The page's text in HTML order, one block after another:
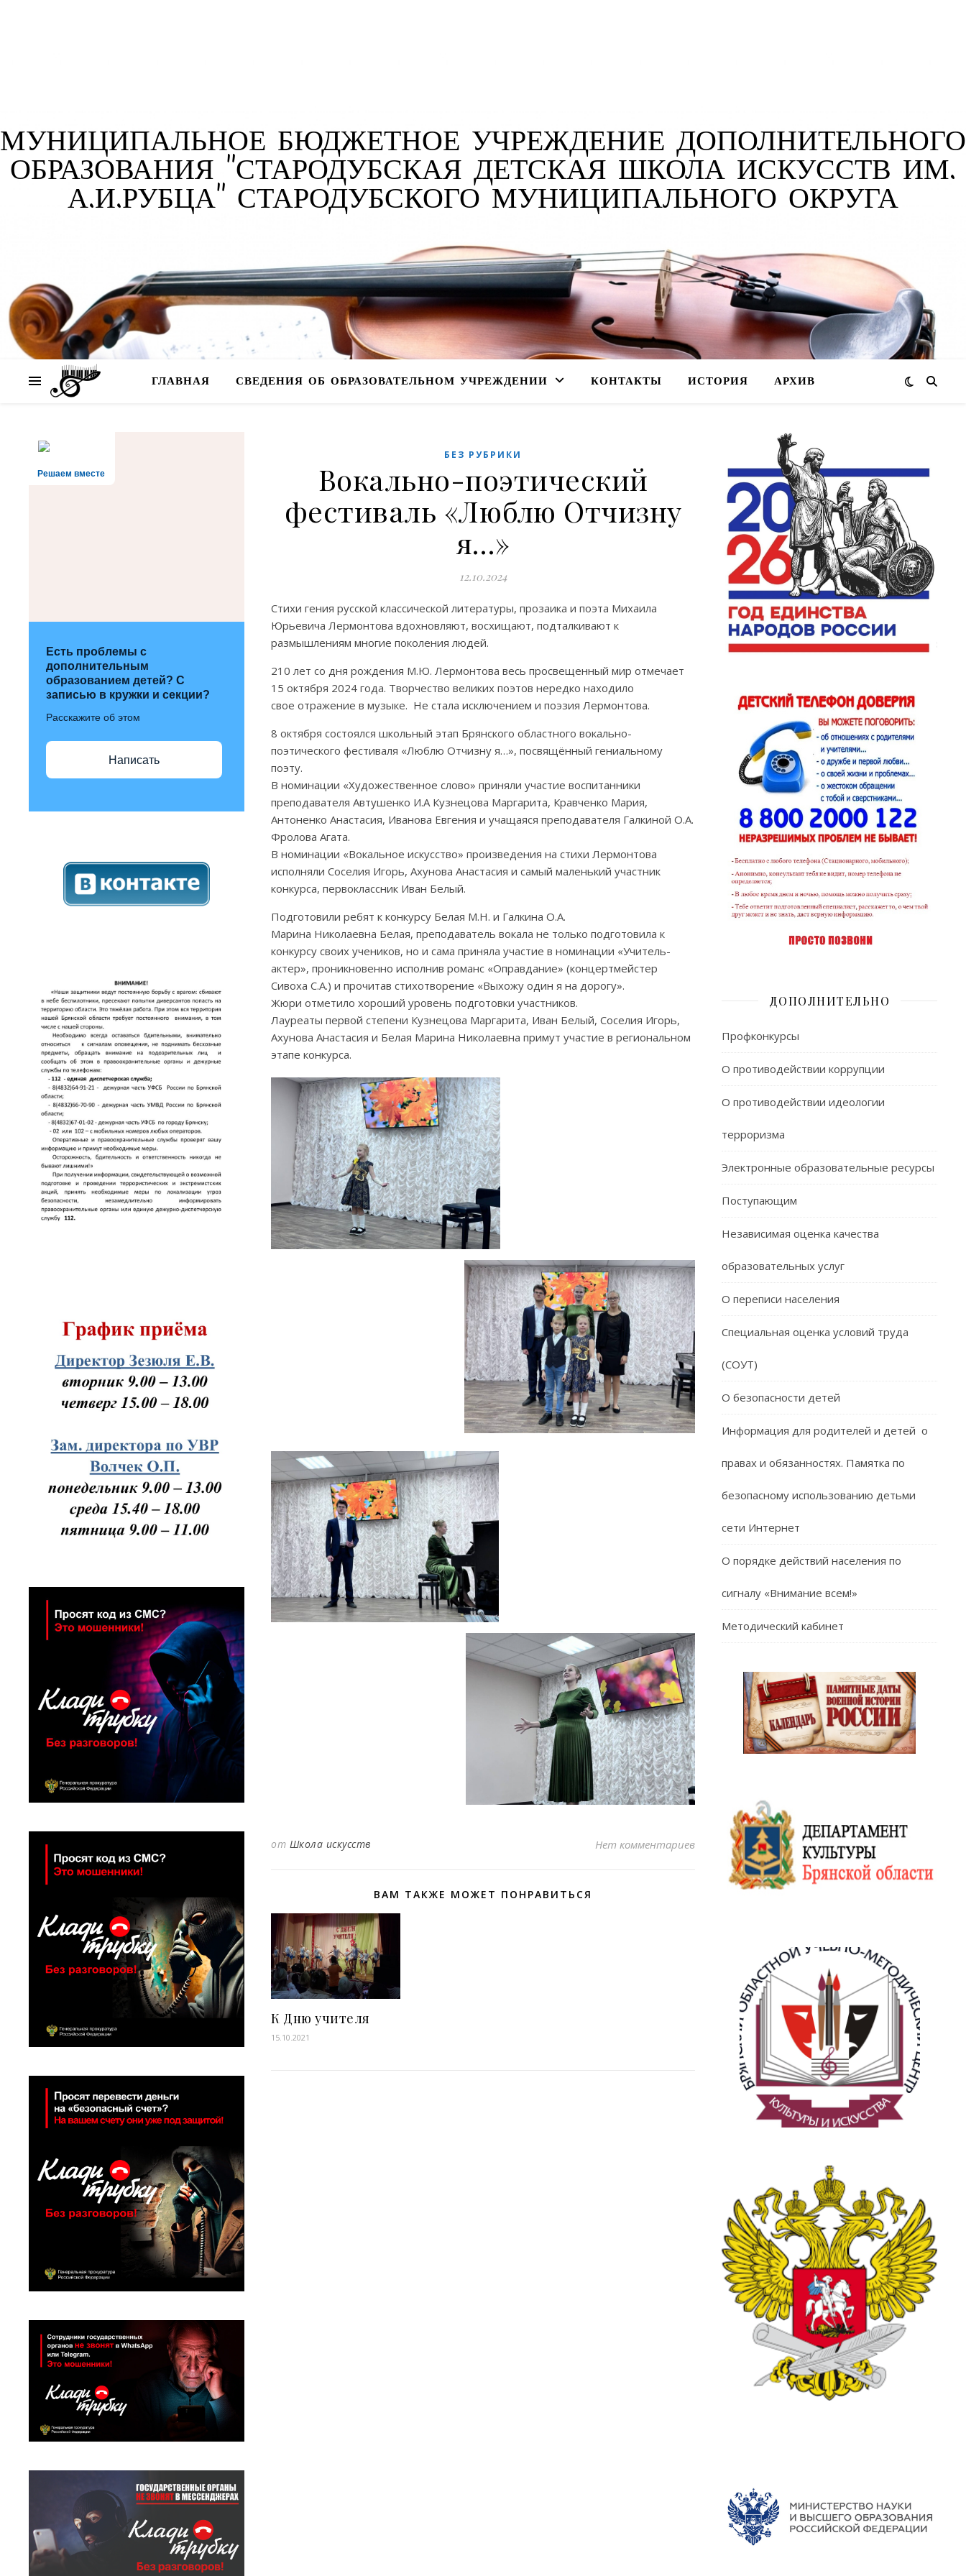
МУНИЦИПАЛЬНОЕ БЮДЖЕТНОЕ УЧРЕЖДЕНИЕ ДОПОЛНИТЕЛЬНОГО
ОБРАЗОВАНИЯ "СТАРОДУБСКАЯ ДЕТСКАЯ ШКОЛА ИСКУССТВ ИМ.
А.И.РУБЦА" СТАРОДУБСКОГО МУНИЦИПАЛЬНОГО ОКРУГА
ГЛАВНАЯ СВЕДЕНИЯ ОБ ОБРАЗОВАТЕЛЬНОМ УЧРЕЖДЕНИИ КОНТАКТЫ ИСТОРИЯ АРХИВ
Решаем вместе
Есть проблемы с
дополнительным
образованием детей? С
записью в кружки и секции?
Расскажите об этом
Написать
БЕЗ РУБРИКИ
Вокально-поэтический
фестиваль «Люблю Отчизну
я…»
12.10.2024
Стихи гения русской классической литературы, прозаика и поэта Михаила
Юрьевича Лермонтова вдохновляют, восхищают, подталкивают к
размышлениям многие поколения людей.
210 лет со дня рождения М.Ю. Лермонтова весь просвещенный мир отмечает
15 октября 2024 года. Творчество великих поэтов нередко находило
свое отражение в музыке. Не стала исключением и поэзия Лермонтова.
8 октября состоялся школьный этап Брянского областного вокально-
поэтического фестиваля «Люблю Отчизну я…», посвящённый гениальному
поэту.
В номинации «Художественное слово» приняли участие воспитанники
преподавателя Автушенко И.А Кузнецова Маргарита, Кравченко Мария,
Антоненко Анастасия, Иванова Евгения и учащаяся преподавателя Галкиной О.А.
Фролова Агата.
В номинации «Вокальное искусство» произведения на стихи Лермонтова
исполняли Соселия Игорь, Ахунова Анастасия и самый маленький участник
конкурса, первоклассник Иван Белый.
Подготовили ребят к конкурсу Белая М.Н. и Галкина О.А.
Марина Николаевна Белая, преподаватель вокала не только подготовила к
конкурсу своих учеников, но и сама приняла участие в номинации «Учитель-
актер», проникновенно исполнив романс «Оправдание» (концертмейстер
Сивоха С.А.) и прочитав стихотворение «Выхожу один я на дорогу».
Жюри отметило хороший уровень подготовки участников.
Лауреаты первой степени Кузнецова Маргарита, Иван Белый, Соселия Игорь,
Ахунова Анастасия и Белая Марина Николаевна примут участие в региональном
этапе конкурса.
от Школа искусств Нет комментариев
ВАМ ТАКЖЕ МОЖЕТ ПОНРАВИТЬСЯ
К Дню учителя
15.10.2021
ДОПОЛНИТЕЛЬНО
Профконкурсы
О противодействии коррупции
О противодействии идеологии
терроризма
Электронные образовательные ресурсы
Поступающим
Независимая оценка качества
образовательных услуг
О переписи населения
Специальная оценка условий труда
(СОУТ)
О безопасности детей
Информация для родителей и детей о
правах и обязанностях. Памятка по
безопасному использованию детьми
сети Интернет
О порядке действий населения по
сигналу «Внимание всем!»
Методический кабинет